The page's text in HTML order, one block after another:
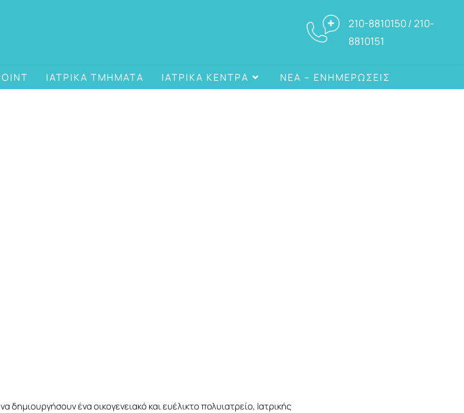
210-8810150 / 210-
8810151
ΙΑΤΡΙΚΑ ΤΜΗΜΑΤΑ ΙΑΤΡΙΚΑ ΚΕΝΤΡΑ ΝΕΑ – ΕΝΗΜΕΡΩΣΕΙΣ
ένα οικογενειακό και ευέλικτο πολυιατρείο, Ιατρικής